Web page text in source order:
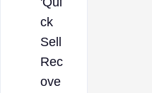
ck
Sell
Rec
ove